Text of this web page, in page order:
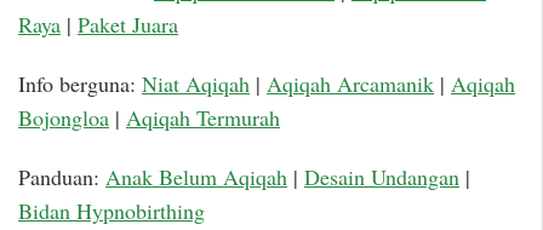
Raya | Paket Juara
Info berguna: Niat Aqiqah | Aqiqah Arcamanik | Aqiqah
Bojongloa | Aqiqah Termurah
Panduan: Anak Belum Aqiqah | Desain Undangan |
Bidan Hypnobirthing